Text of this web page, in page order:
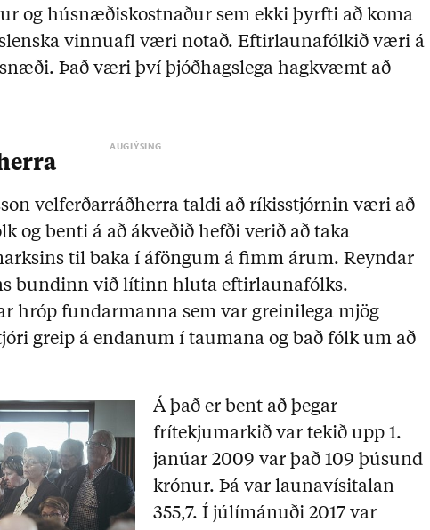
og húsnæðiskostnaður sem ekki þyrfti að koma
vinnuafl væri notað. Eftirlaunafólkið væri á
Það væri því þjóðhagslega hagkvæmt að
velferðarráðherra taldi að ríkisstjórnin væri að
og benti á að ákveðið hefði verið að taka
til baka í áföngum á fimm árum. Reyndar
bundinn við lítinn hluta eftirlaunafólks.
hróp fundarmanna sem var greinilega mjög
greip á endanum í taumana og bað fólk um að
Á það er bent að þegar
frítekjumarkið var tekið upp 1.
janúar 2009 var það 109 þúsund
krónur. Þá var launavísitalan
355,7. Í júlímánuði 2017 var